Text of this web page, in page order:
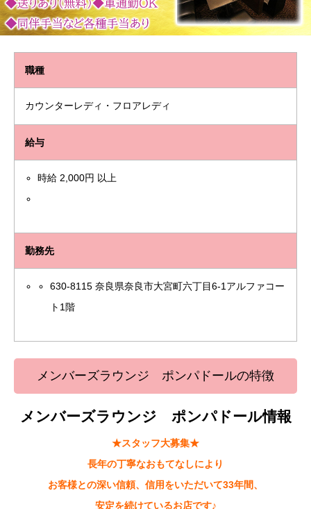
職種
カウンターレディ・フロアレディ
給与
時給 2,000円 以上
勤務先
630-8115 奈良県奈良市大宮町六丁目6-1アルファコー
ト1階
メンバーズラウンジ ポンパドールの特徴
メンバーズラウンジ ポンパドール情報
★スタッフ大募集★
長年の丁寧なおもてなしにより
お客様との深い信頼、信用をいただいて33年間、
安定を続けているお店です♪